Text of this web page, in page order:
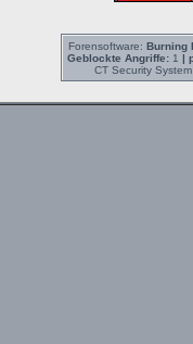
Forensoftware: Burning
Geblockte Angriffe:1 |
CT Security